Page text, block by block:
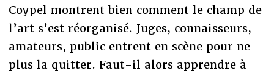
Coypel montrent bien comment le champ de
l’art s’est réorganisé. Juges, connaisseurs,
amateurs, public entrent en scène pour ne
plus la quitter. Faut-il alors apprendre à